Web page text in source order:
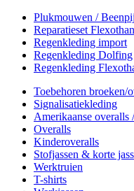
Plukmouwen /
Reparatieset
Regenkleding import
Regenkleding Dolfing
Regenkleding
Toebehoren broeken/
Signalisatiekleding
Amerikaanse overalls
Overalls
Kinderoveralls
Stofjassen & korte
Werktruien
T-shirts